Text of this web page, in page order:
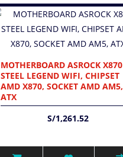
MOTHERBOARD ASROCK X870
STEEL LEGEND WIFI, CHIPSET
AMD X870, SOCKET AMD AM5,
ATX
S/1,261.52